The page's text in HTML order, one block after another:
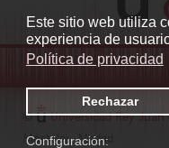
Este sitio web utiliza
experiencia de
Política de privacidad
Rechazar
Configuración:
© Universidad Rey
Móstoles. Madrid